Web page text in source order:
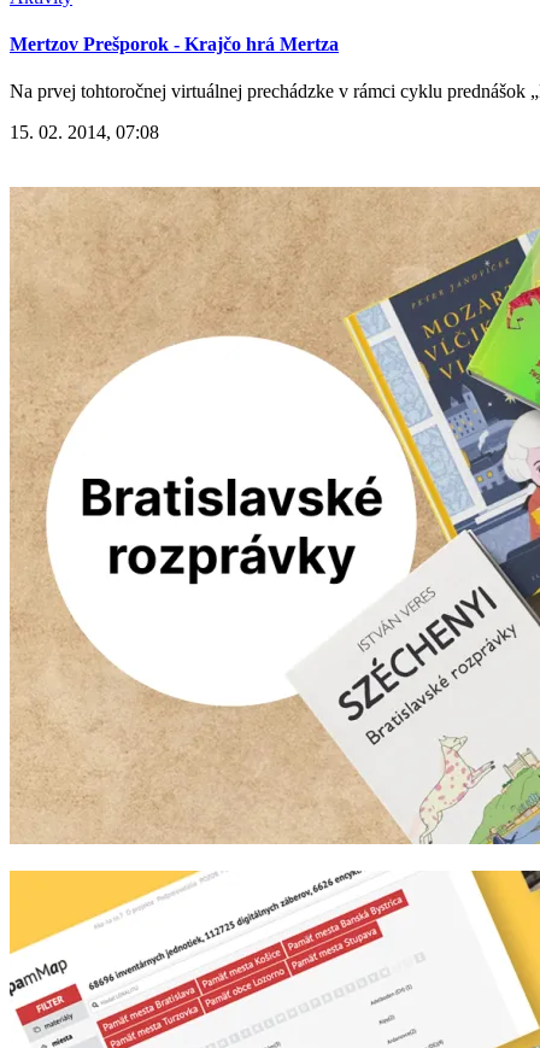
Mertzov Prešporok - Krajčo hrá Mertza
Na prvej tohtoročnej virtuálnej prechádzke v rámci cyklu prednášok
15. 02. 2014, 07:08